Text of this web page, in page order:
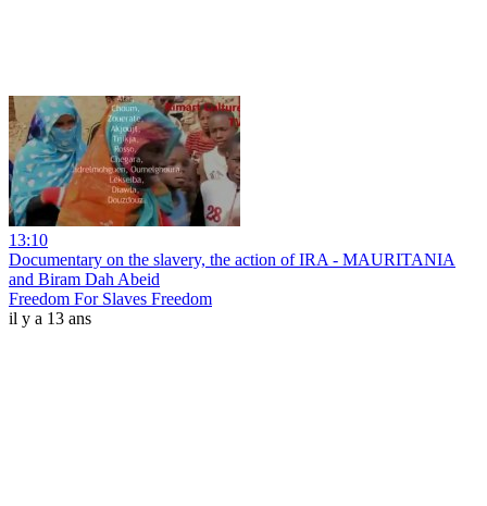
13:10
Documentary on the slavery, the action of IRA - MAURITANIA
and Biram Dah Abeid
Freedom For Slaves Freedom
il y a 13 ans